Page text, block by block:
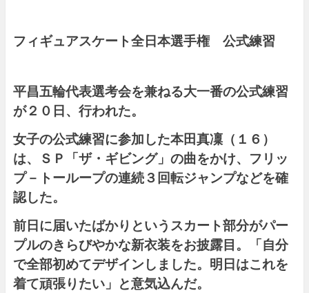
フィギュアスケート全日本選手権 公式練習
平昌五輪代表選考会を兼ねる大一番の公式練習
が２０日、行われた。
女子の公式練習に参加した本田真凜（１６）
は、ＳＰ「ザ・ギビング」の曲をかけ、フリッ
プ－トーループの連続３回転ジャンプなどを確
認した。
前日に届いたばかりというスカート部分がパー
プルのきらびやかな新衣装をお披露目。「自分
で全部初めてデザインしました。明日はこれを
着て頑張りたい」と意気込んだ。